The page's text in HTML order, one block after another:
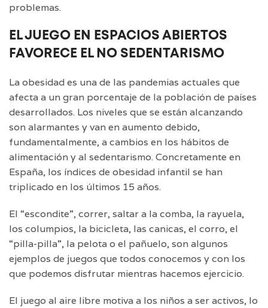
problemas.
EL JUEGO EN ESPACIOS ABIERTOS
FAVORECE EL NO SEDENTARISMO
La obesidad es una de las pandemias actuales que
afecta a un gran porcentaje de la población de países
desarrollados. Los niveles que se están alcanzando
son alarmantes y van en aumento debido,
fundamentalmente, a cambios en los hábitos de
alimentación y al sedentarismo. Concretamente en
España, los índices de obesidad infantil se han
triplicado en los últimos 15 años.
El “escondite”, correr, saltar a la comba, la rayuela,
los columpios, la bicicleta, las canicas, el corro, el
“pilla-pilla”, la pelota o el pañuelo, son algunos
ejemplos de juegos que todos conocemos y con los
que podemos disfrutar mientras hacemos ejercicio.
El juego al aire libre motiva a los niños a ser activos, lo